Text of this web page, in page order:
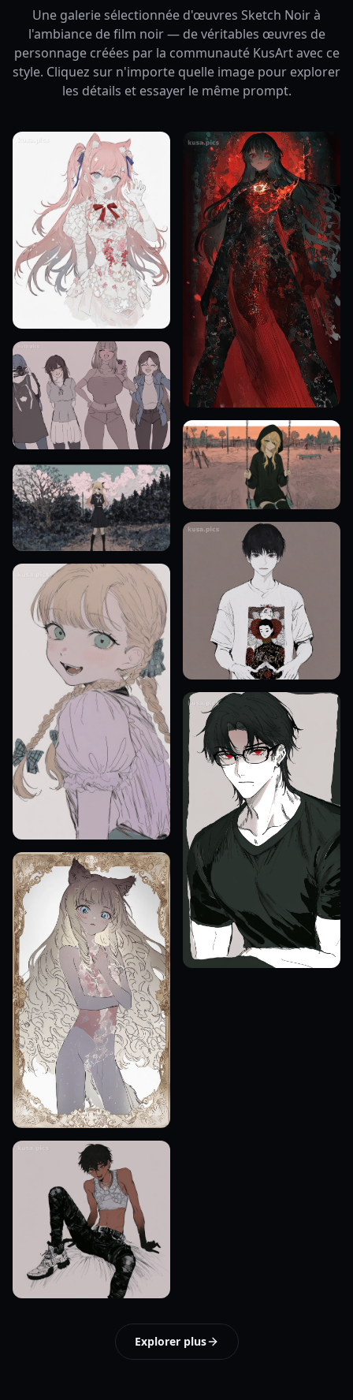
Une galerie sélectionnée d'œuvres Sketch Noir à
l'ambiance de film noir — de véritables œuvres de
personnage créées par la communauté KusArt avec ce
style. Cliquez sur n'importe quelle image pour explorer
les détails et essayer le même prompt.
Explorer plus